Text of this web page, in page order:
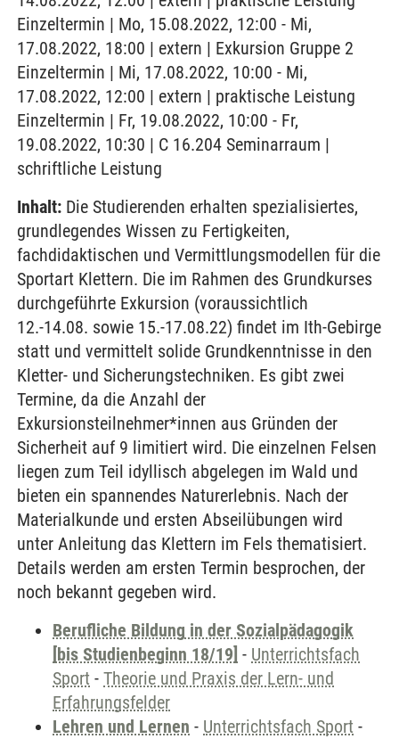
Einzeltermin | Mo, 15.08.2022, 12:00 - Mi,
17.08.2022, 18:00 | extern | Exkursion Gruppe 2
Einzeltermin | Mi, 17.08.2022, 10:00 - Mi,
17.08.2022, 12:00 | extern | praktische Leistung
Einzeltermin | Fr, 19.08.2022, 10:00 - Fr,
19.08.2022, 10:30 | C 16.204 Seminarraum |
schriftliche Leistung
Inhalt: Die Studierenden erhalten spezialisiertes,
grundlegendes Wissen zu Fertigkeiten,
fachdidaktischen und Vermittlungsmodellen für die
Sportart Klettern. Die im Rahmen des Grundkurses
durchgeführte Exkursion (voraussichtlich
12.-14.08. sowie 15.-17.08.22) findet im Ith-Gebirge
statt und vermittelt solide Grundkenntnisse in den
Kletter- und Sicherungstechniken. Es gibt zwei
Termine, da die Anzahl der
Exkursionsteilnehmer*innen aus Gründen der
Sicherheit auf 9 limitiert wird. Die einzelnen Felsen
liegen zum Teil idyllisch abgelegen im Wald und
bieten ein spannendes Naturerlebnis. Nach der
Materialkunde und ersten Abseilübungen wird
unter Anleitung das Klettern im Fels thematisiert.
Details werden am ersten Termin besprochen, der
noch bekannt gegeben wird.
Berufliche Bildung in der Sozialpädagogik
[bis Studienbeginn 18/19] - Unterrichtsfach
Sport - Theorie und Praxis der Lern- und
Erfahrungsfelder
Lehren und Lernen - Unterrichtsfach Sport -